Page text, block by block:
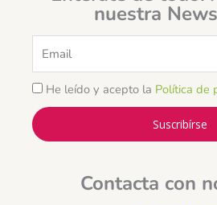
nuestra
He leído y acepto la Política de
Suscribírse
Contacta con